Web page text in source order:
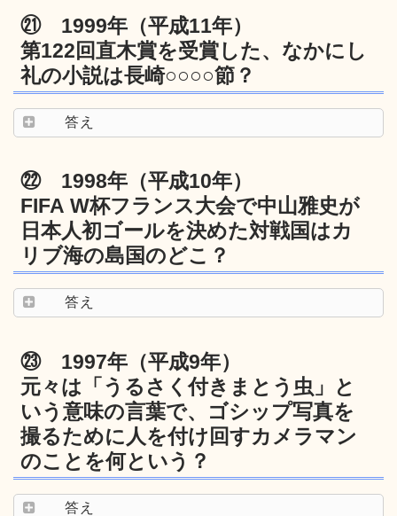
㉑ 1999年（平成11年）
第122回直木賞を受賞した、なかにし
礼の小説は長崎○○○○節？
答え
㉒ 1998年（平成10年）
FIFA W杯フランス大会で中山雅史が
日本人初ゴールを決めた対戦国はカ
リブ海の島国のどこ？
答え
㉓ 1997年（平成9年）
元々は「うるさく付きまとう虫」と
いう意味の言葉で、ゴシップ写真を
撮るために人を付け回すカメラマン
のことを何という？
答え